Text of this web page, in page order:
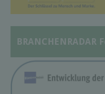
BRANCHENRADAR